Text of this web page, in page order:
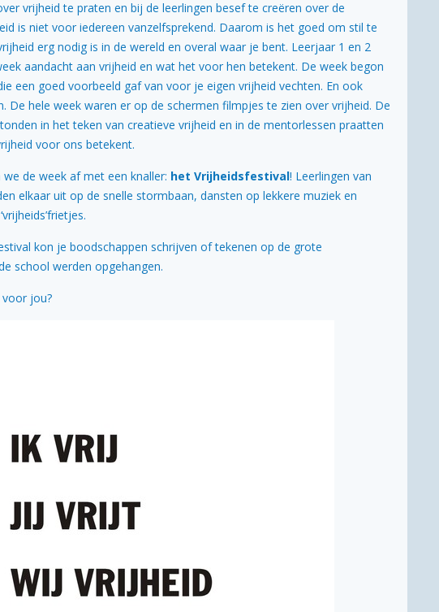
vrijheid te praten en bij de leerlingen besef te creëren over de
is niet voor iedereen vanzelfsprekend. Daarom is het goed om stil te
erg nodig is in de wereld en overal waar je bent. Leerjaar 1 en 2
aandacht aan vrijheid en wat het voor hen betekent. De week begon
een goed voorbeeld gaf van voor je eigen vrijheid vechten. En ook
De hele week waren er op de schermen filmpjes te zien over vrijheid. De
in het teken van creatieve vrijheid en in de mentorlessen praatten
voor ons betekent.
de week af met een knaller: het Vrijheidsfestival! Leerlingen van
elkaar uit op de snelle stormbaan, dansten op lekkere muziek en
kon je boodschappen schrijven of tekenen op de grote
school werden opgehangen.
jou?